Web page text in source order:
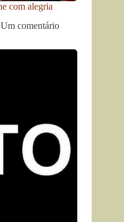
com alegria
Um comentário